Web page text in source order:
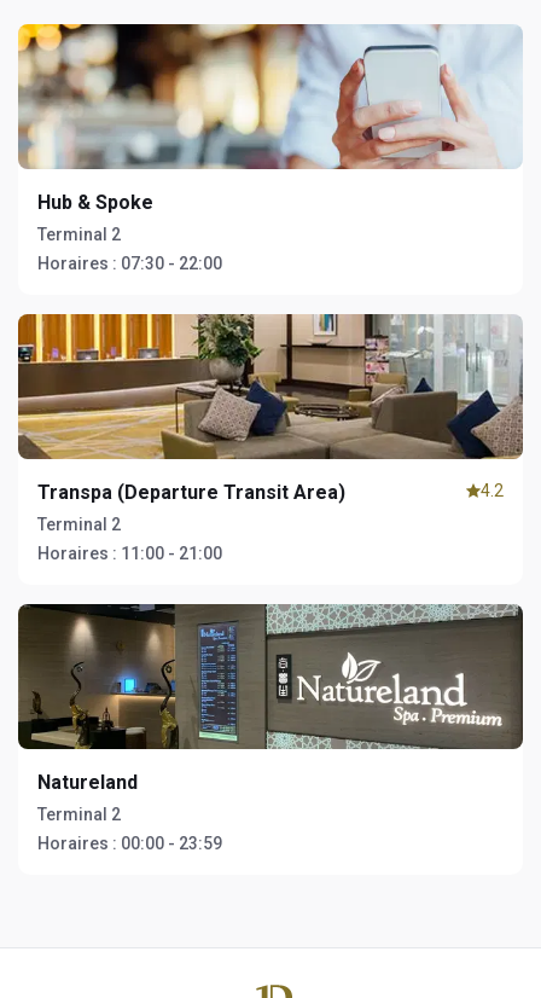
Hub & Spoke
Terminal 2
Horaires : 07:30 - 22:00
Transpa (Departure Transit Area)
Terminal 2
Horaires : 11:00 - 21:00
4.2
Natureland
Terminal 2
Horaires : 00:00 - 23:59